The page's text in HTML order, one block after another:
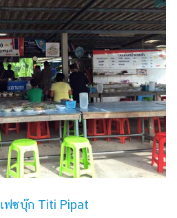
เฟซบุ๊ก Titi Pipat